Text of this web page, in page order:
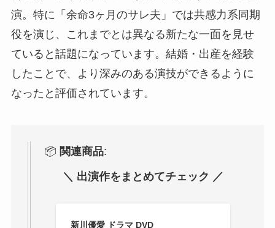
演。特に「余命3ヶ月のサレ夫」では共感力系同期
役を演じ、これまでとは異なる新たな一面を見せ
ていると話題になっています。結婚・出産を経験
したことで、より深みのある演技ができるように
なったと評価されています。
📦 関連商品:
＼ 出演作をまとめてチェック ／
新川優愛 ドラマ DVD